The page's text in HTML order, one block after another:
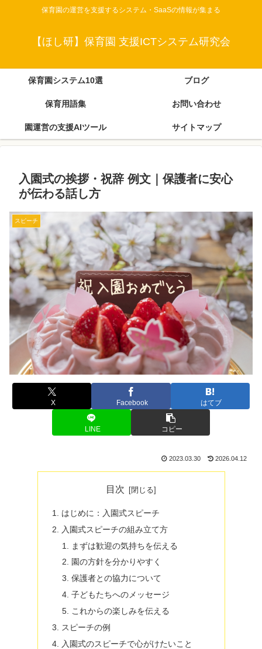
保育園の運営を支援するシステム・SaaSの情報が集まる
【ほし研】保育園 支援ICTシステム研究会
保育園システム10選 ブログ
保育用語集 お問い合わせ
園運営の支援AIツール サイトマップ
入園式の挨拶・祝辞 例文｜保護者に安心
が伝わる話し方
スピーチ
X Facebook はてブ
LINE コピー
2023.03.30 2026.04.12
目次
はじめに：入園式スピーチ
入園式スピーチの組み立て方
まずは歓迎の気持ちを伝える
園の方針を分かりやすく
保護者との協力について
子どもたちへのメッセージ
これからの楽しみを伝える
スピーチの例
入園式のスピーチで心がけたいこと